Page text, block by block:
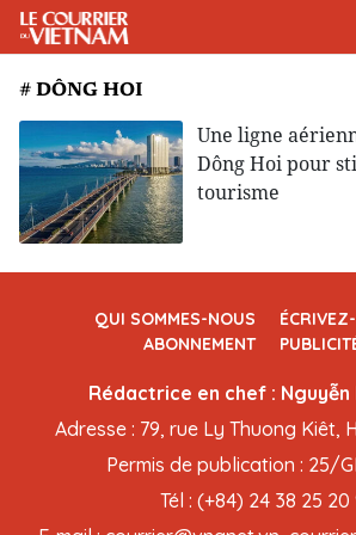
# DÔNG HOI
Une ligne
Dông Hoi pour
tourisme
QUI SOMMES-NOUS
ABONNEMENT
Rédactrice en chef : Nguyễn
Adresse : 79, rue Ly Thuong Kiêt,
Permis de publication : 25/
Tél : (+84) 24 38 25 20